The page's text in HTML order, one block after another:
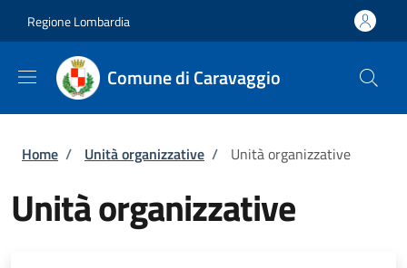
Regione Lombardia
Comune di Caravaggio
Briciole di pane
Home / Unità organizzative / Unità organizzative
Unità organizzative